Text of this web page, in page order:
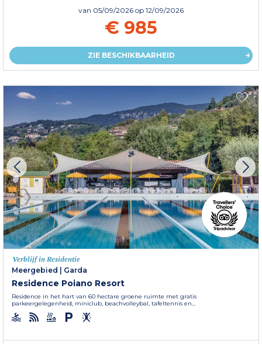
van 05/09/2026 op 12/09/2026
€ 985
ZIE BESCHIKBAARHEID
Verblijf in Residentie
Meergebied | Garda
Residence Poiano Resort
Residence in het hart van 60 hectare groene ruimte met gratis
parkeergelegenheid, miniclub, beachvolleybal, tafeltennis en...